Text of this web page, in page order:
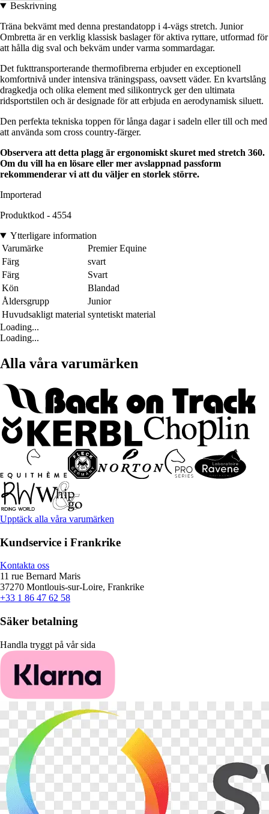
Beskrivning
Träna bekvämt med denna prestandatopp i 4-vägs stretch. Junior
Ombretta är en verklig klassisk baslager för aktiva ryttare, utformad för
att hålla dig sval och bekväm under varma sommardagar.
Det fukttransporterande thermofibrerna erbjuder en exceptionell
komfortnivå under intensiva träningspass, oavsett väder. En kvartslång
dragkedja och olika element med silikontryck ger den ultimata
ridsportstilen och är designade för att erbjuda en aerodynamisk siluett.
Den perfekta tekniska toppen för långa dagar i sadeln eller till och med
att använda som cross country-färger.
Observera att detta plagg är ergonomiskt skuret med stretch 360.
Om du vill ha en lösare eller mer avslappnad passform
rekommenderar vi att du väljer en storlek större.
Importerad
Produktkod - 4554
Ytterligare information
Varumärke
Premier Equine
Färg
svart
Färg
Svart
Kön
Blandad
Åldersgrupp
Junior
Huvudsakligt material syntetiskt material
Loading...
Loading...
Alla våra varumärken
Upptäck alla våra varumärken
Kundservice i Frankrike
Kontakta oss
11 rue Bernard Maris
37270 Montlouis-sur-Loire, Frankrike
+33 1 86 47 62 58
Säker betalning
Handla tryggt på vår sida